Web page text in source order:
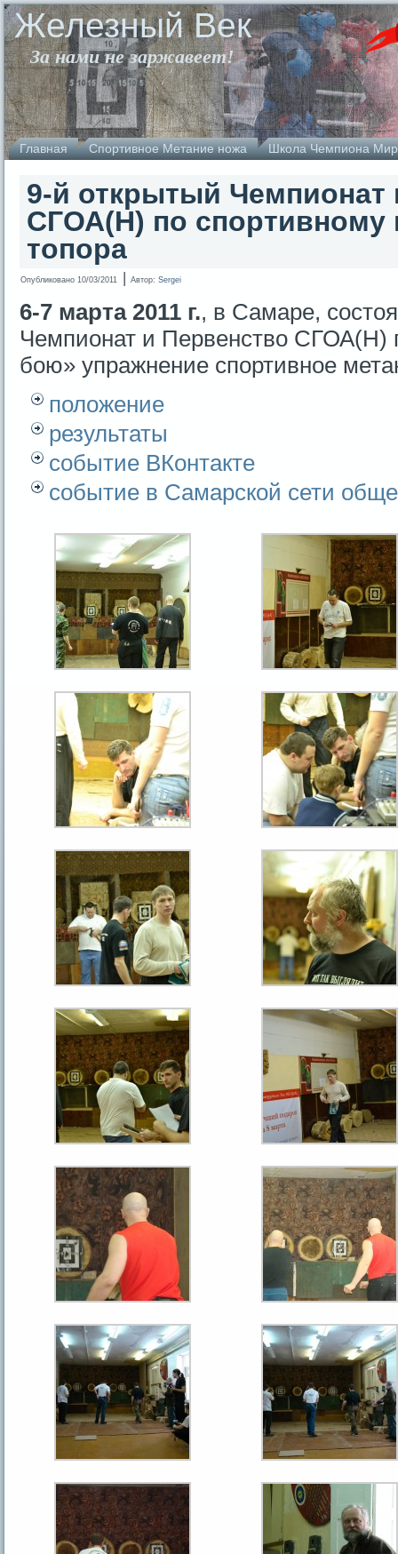
Железный Век
За нами не заржавеет!
Главная Спортивное Метание ножа Школа Чемпиона
9-й открытый Чемпионат
СГОА(Н) по спортивному
топора
Опубликовано 10/03/2011 | Автор: Sergei
6-7 марта 2011 г., в Самаре,
Чемпионат и Первенство СГОА(Н)
бою» упражнение спортивное
положение
результаты
событие ВКонтакте
событие в Самарской сети